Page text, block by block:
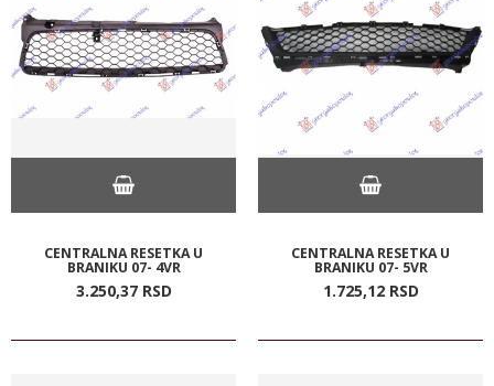
CENTRALNA RESETKA U
BRANIKU 07- 4VR
3.250,37 RSD
CENTRALNA RESETKA U
BRANIKU 07- 5VR
1.725,12 RSD